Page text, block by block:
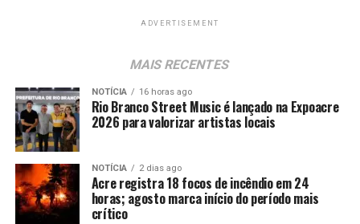
ADVERTISEMENT
MAIS RECENTES
NOTÍCIA 16 horas ago
Rio Branco Street Music é lançado na Expoacre
2026 para valorizar artistas locais
NOTÍCIA 2 dias ago
Acre registra 18 focos de incêndio em 24
horas; agosto marca início do período mais
crítico